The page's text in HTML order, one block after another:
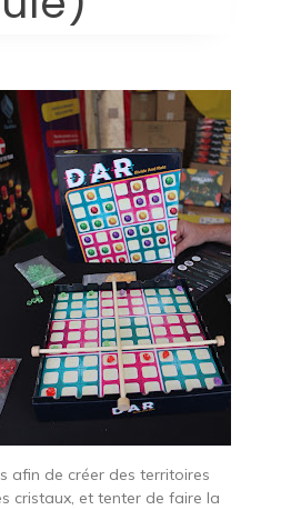
afin de créer des territoires
cristaux, et tenter de faire la